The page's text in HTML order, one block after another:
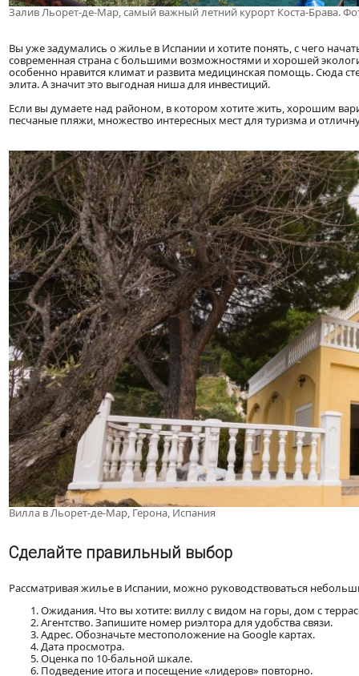
Залив Льорет-де-Мар, самый важный летний курорт Коста-Брава.
Вы уже задумались о жилье в Испании и хотите понять, с чего
современная страна с большими возможностями и хорошей
особенно нравится климат и развита медицинская помощь. Сюда
элита. А значит это выгодная ниша для инвестиций.
Если вы думаете над районом, в котором хотите жить, хорошим
песчаные пляжи, множество интересных мест для туризма и
Вилла в Льорет-де-Мар, Герона, Испания
Сделайте правильный выбор
Рассматривая жилье в Испании, можно руководствоваться
Ожидания. Что вы хотите: виллу с видом на горы, дом с
Агентство. Запишите номер риэлтора для удобства связи.
Адрес. Обозначьте местоположение на Google картах.
Дата просмотра.
Оценка по 10-бальной шкале.
Подведение итога и посещение «лидеров» повторно.